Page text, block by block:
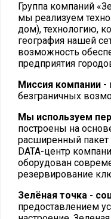
Группа компаний
мы реализуем
дом), технологию,
география нашей
возможность
предприятия
Миссия компании -
безграничных
Мы используем
построены на
расширенный пакет
DATA-центр
оборудован
резервирование
Зелёная точка -
предоставлением